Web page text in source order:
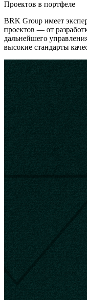
Проектов в портфеле
BRK Group имеет
проектов — от
дальнейшего
высокие стандарты